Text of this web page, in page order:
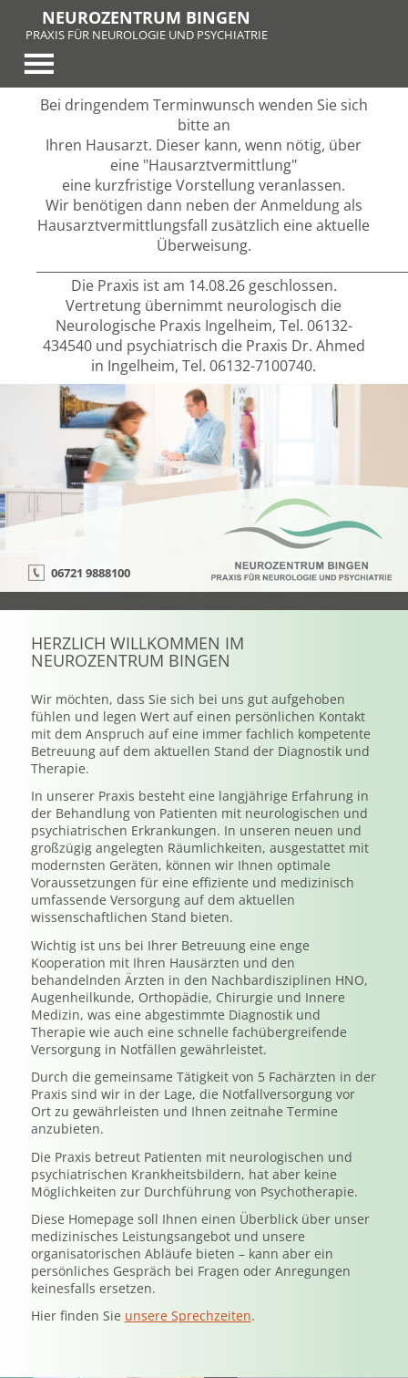
NEUROZENTRUM BINGEN
PRAXIS FÜR NEUROLOGIE UND PSYCHIATRIE
06721 9888100
Bei dringendem Terminwunsch wenden Sie sich
bitte an
Ihren Hausarzt. Dieser kann, wenn nötig, über
eine "Hausarztvermittlung"
eine kurzfristige Vorstellung veranlassen.
Wir benötigen dann neben der Anmeldung als
Hausarztvermittlungsfall zusätzlich eine aktuelle
Überweisung.
Die Praxis ist am 14.08.26 geschlossen.
Vertretung übernimmt neurologisch die
Neurologische Praxis Ingelheim, Tel. 06132-
434540 und psychiatrisch die Praxis Dr. Ahmed
in Ingelheim, Tel. 06132-7100740.
HERZLICH WILLKOMMEN IM
NEUROZENTRUM BINGEN
Wir möchten, dass Sie sich bei uns gut aufgehoben
fühlen und legen Wert auf einen persönlichen Kontakt
mit dem Anspruch auf eine immer fachlich kompetente
Betreuung auf dem aktuellen Stand der Diagnostik und
Therapie.
In unserer Praxis besteht eine langjährige Erfahrung in
der Behandlung von Patienten mit neurologischen und
psychiatrischen Erkrankungen. In unseren neuen und
großzügig angelegten Räumlichkeiten, ausgestattet mit
modernsten Geräten, können wir Ihnen optimale
Voraussetzungen für eine effiziente und medizinisch
umfassende Versorgung auf dem aktuellen
wissenschaftlichen Stand bieten.
Wichtig ist uns bei Ihrer Betreuung eine enge
Kooperation mit Ihren Hausärzten und den
behandelnden Ärzten in den Nachbardisziplinen HNO,
Augenheilkunde, Orthopädie, Chirurgie und Innere
Medizin, was eine abgestimmte Diagnostik und
Therapie wie auch eine schnelle fachübergreifende
Versorgung in Notfällen gewährleistet.
Durch die gemeinsame Tätigkeit von 5 Fachärzten in der
Praxis sind wir in der Lage, die Notfallversorgung vor
Ort zu gewährleisten und Ihnen zeitnahe Termine
anzubieten.
Die Praxis betreut Patienten mit neurologischen und
psychiatrischen Krankheitsbildern, hat aber keine
Möglichkeiten zur Durchführung von Psychotherapie.
Diese Homepage soll Ihnen einen Überblick über unser
medizinisches Leistungsangebot und unsere
organisatorischen Abläufe bieten – kann aber ein
persönliches Gespräch bei Fragen oder Anregungen
keinesfalls ersetzen.
Hier finden Sie unsere Sprechzeiten.